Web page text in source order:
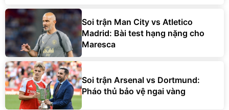
Soi trận Man City vs Atletico
Madrid: Bài test hạng nặng cho
Maresca
Soi trận Arsenal vs Dortmund:
Pháo thủ bảo vệ ngai vàng